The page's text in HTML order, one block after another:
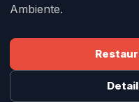
Ambiente.